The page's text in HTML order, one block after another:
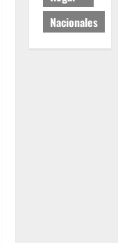
Nacionales